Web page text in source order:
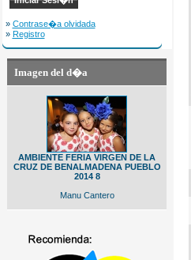
» Contrase�a olvidada
» Registro
Imagen del d�a
AMBIENTE FERIA VIRGEN DE LA
CRUZ DE BENALMADENA PUEBLO
2014 8
Manu Cantero